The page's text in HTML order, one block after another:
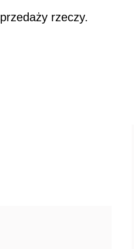
rzeczy.